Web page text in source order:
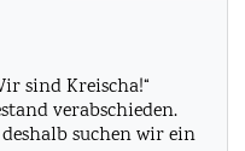
sind Kreischa!“
verabschieden.
suchen wir ein